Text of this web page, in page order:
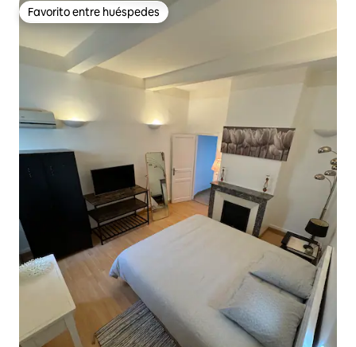
Favorito entre huéspedes
Favorito entre huéspedes